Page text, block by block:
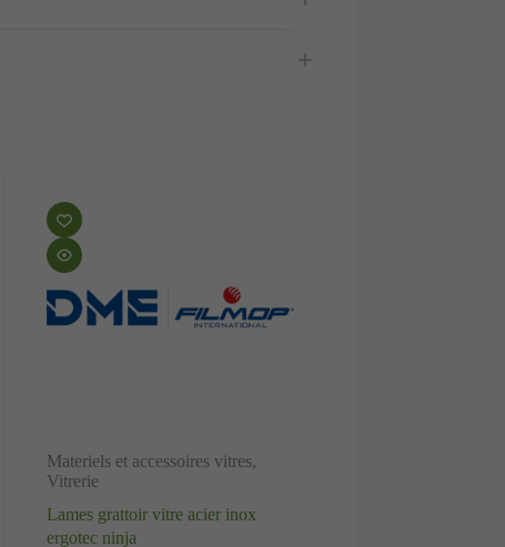
Materiels et accessoires vitres,
Vitrerie
Lames grattoir vitre acier inox
ergotec ninja